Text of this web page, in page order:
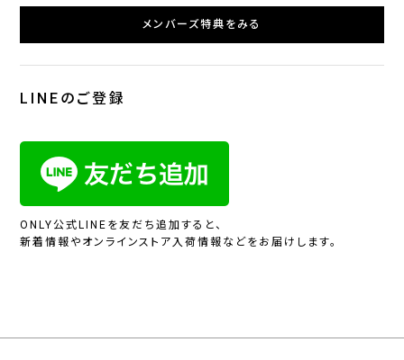
メンバーズ特典をみる
LINEのご登録
ONLY公式LINEを友だち追加すると、
新着情報やオンラインストア入荷情報などをお届けします。